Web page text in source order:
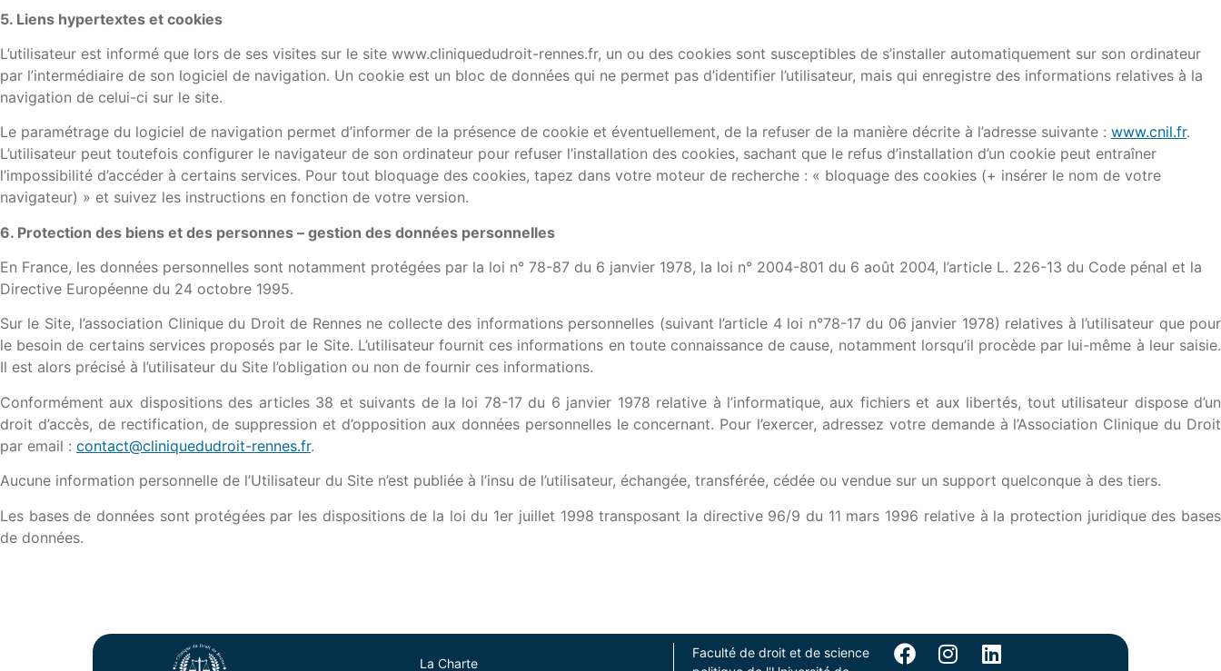
5. Liens hypertextes et cookies
L’utilisateur est informé que lors de ses visites sur le site www.cliniquedudroit-rennes.fr, un ou des cookies sont susceptibles de s’installer automatiquement sur son ordinateur
par l’intermédiaire de son logiciel de navigation. Un cookie est un bloc de données qui ne permet pas d’identifier l’utilisateur, mais qui enregistre des informations relatives à la
navigation de celui-ci sur le site.
Le paramétrage du logiciel de navigation permet d’informer de la présence de cookie et éventuellement, de la refuser de la manière décrite à l’adresse suivante : www.cnil.fr.
L’utilisateur peut toutefois configurer le navigateur de son ordinateur pour refuser l’installation des cookies, sachant que le refus d’installation d’un cookie peut entraîner
l’impossibilité d’accéder à certains services. Pour tout bloquage des cookies, tapez dans votre moteur de recherche : « bloquage des cookies (+ insérer le nom de votre
navigateur) » et suivez les instructions en fonction de votre version.
6. Protection des biens et des personnes – gestion des données personnelles
En France, les données personnelles sont notamment protégées par la loi n° 78-87 du 6 janvier 1978, la loi n° 2004-801 du 6 août 2004, l’article L. 226-13 du Code pénal et la
Directive Européenne du 24 octobre 1995.
Sur le Site, l’association Clinique du Droit de Rennes ne collecte des informations personnelles (suivant l’article 4 loi n°78-17 du 06 janvier 1978) relatives à l’utilisateur que pour
le besoin de certains services proposés par le Site. L’utilisateur fournit ces informations en toute connaissance de cause, notamment lorsqu’il procède par lui-même à leur saisie.
Il est alors précisé à l’utilisateur du Site l’obligation ou non de fournir ces informations.
Conformément aux dispositions des articles 38 et suivants de la loi 78-17 du 6 janvier 1978 relative à l’informatique, aux fichiers et aux libertés, tout utilisateur dispose d’un
droit d’accès, de rectification, de suppression et d’opposition aux données personnelles le concernant. Pour l’exercer, adressez votre demande à l’Association Clinique du Droit
par email : contact@cliniquedudroit-rennes.fr.
Aucune information personnelle de l’Utilisateur du Site n’est publiée à l’insu de l’utilisateur, échangée, transférée, cédée ou vendue sur un support quelconque à des tiers.
Les bases de données sont protégées par les dispositions de la loi du 1er juillet 1998 transposant la directive 96/9 du 11 mars 1996 relative à la protection juridique des bases
de données.
La Charte
Faculté de droit et de science